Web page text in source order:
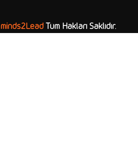
minds2LeadTüm Hakları Saklıdır.